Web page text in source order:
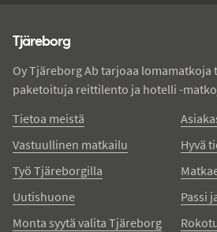
Tjäreborg
Oy Tjäreborg Ab tarjoaa
paketoituja reittilento ja hotelli -
Tietoa meistä
Vastuullinen matkailu
Työ Tjäreborgilla
Uutishuone
Monta syytä valita Tjäreborg
Hyvä
Passi